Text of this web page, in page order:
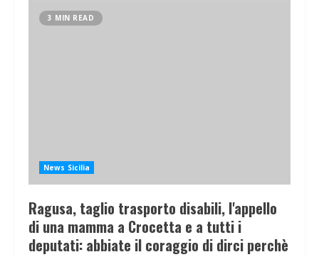
3 MIN READ
News Sicilia
Ragusa, taglio trasporto disabili, l'appello
di una mamma a Crocetta e a tutti i
deputati: abbiate il coraggio di dirci perchè